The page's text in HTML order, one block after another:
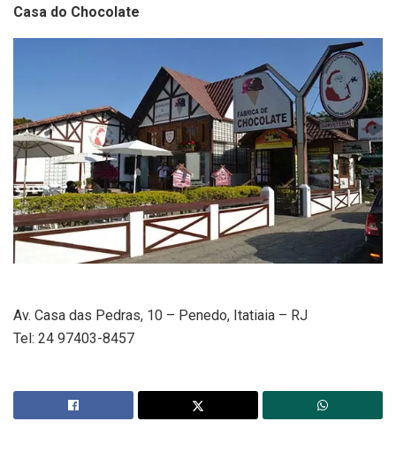
Casa do Chocolate
Av. Casa das Pedras, 10 – Penedo, Itatiaia – RJ
Tel: 24 97403-8457